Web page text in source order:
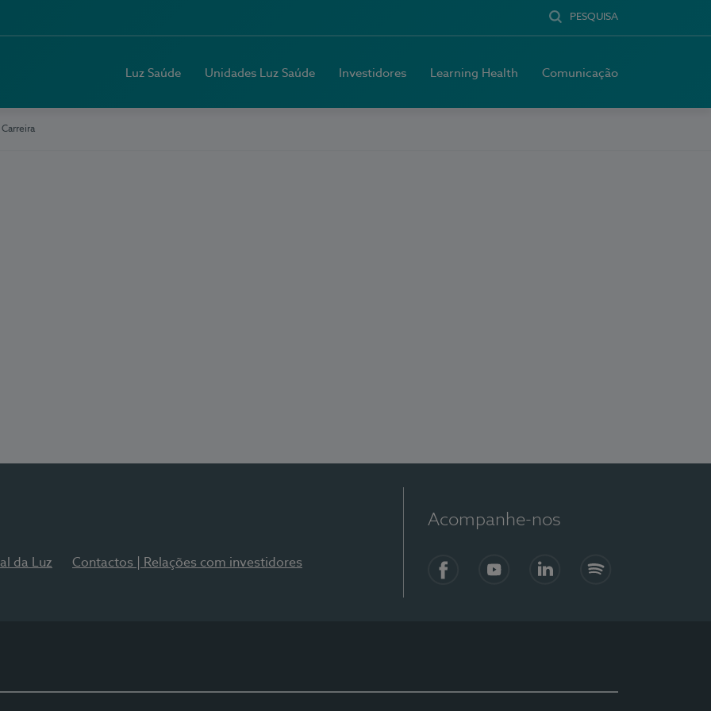
PESQUISA
Luz Saúde Unidades Luz Saúde Investidores Learning Health Comunicação
da Luz Contactos | Relações com investidores
Acompanhe-nos